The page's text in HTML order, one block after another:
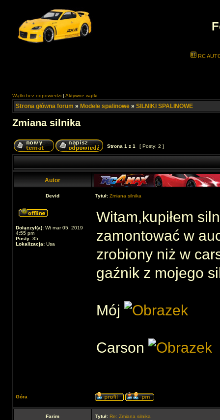
RC
Wątki bez odpowiedzi | Aktywne wątki
Strona główna forum » Modele spalinowe » SILNIKI SPALINOWE
Zmiana silnika
Strona 1 z 1 [ Posty: 2 ]
Autor
Devid Tytuł: Zmiana silnika
Dołączył(a): Wt mar 05, 2019
4:55 pm
Posty: 35
Lokalizacja: Usa
Witam,kupiłem
zamontować w
zrobiony niż w
gaźnik z mojego
Mój
Carson
Góra
Farim Tytuł: Re: Zmiana silnika